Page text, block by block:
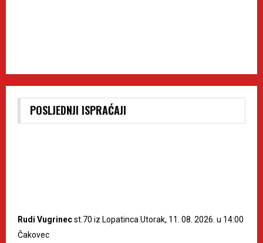
POSLJEDNJI ISPRAĆAJI
Rudi Vugrinecst.70 iz Lopatinca Utorak, 11. 08. 2026. u 14:00
Čakovec